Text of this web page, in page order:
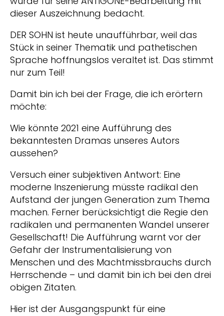
dieser Auszeichnung bedacht.
DER SOHN ist heute unaufführbar, weil das
Stück in seiner Thematik und pathetischen
Sprache hoffnungslos veraltet ist. Das stimmt
nur zum Teil!
Damit bin ich bei der Frage, die ich erörtern
möchte:
Wie könnte 2021 eine Aufführung des
bekanntesten Dramas unseres Autors
aussehen?
Versuch einer subjektiven Antwort: Eine
moderne Inszenierung müsste radikal den
Aufstand der jungen Generation zum Thema
machen. Ferner berücksichtigt die Regie den
radikalen und permanenten Wandel unserer
Gesellschaft! Die Aufführung warnt vor der
Gefahr der Instrumentalisierung von
Menschen und des Machtmissbrauchs durch
Herrschende – und damit bin ich bei den drei
obigen Zitaten.
Hier ist der Ausgangspunkt für eine